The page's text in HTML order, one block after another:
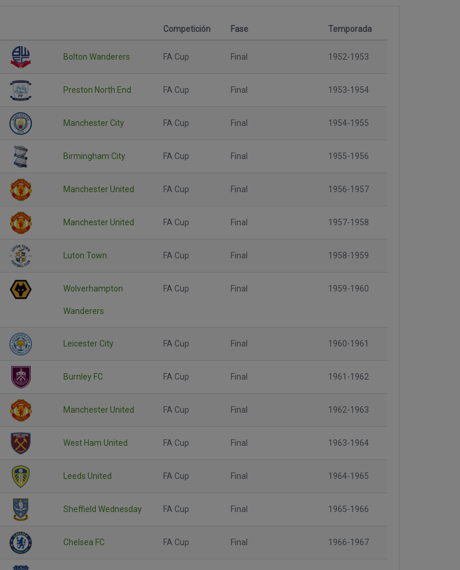
Competición Fase Temporada
Bolton Wanderers FA Cup Final 1952-1953
Preston North End FA Cup Final 1953-1954
Manchester City FA Cup Final 1954-1955
Birmingham City FA Cup Final 1955-1956
Manchester United FA Cup Final 1956-1957
Manchester United FA Cup Final 1957-1958
Luton Town FA Cup Final 1958-1959
Wolverhampton
Wanderers
FA Cup Final 1959-1960
Leicester City FA Cup Final 1960-1961
Burnley FC FA Cup Final 1961-1962
Manchester United FA Cup Final 1962-1963
West Ham United FA Cup Final 1963-1964
Leeds United FA Cup Final 1964-1965
Sheffield Wednesday FA Cup Final 1965-1966
Chelsea FC FA Cup Final 1966-1967